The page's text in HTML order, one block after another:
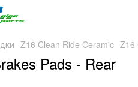
Z16 Clean Ride Ceramic Z16
Pads - Rear